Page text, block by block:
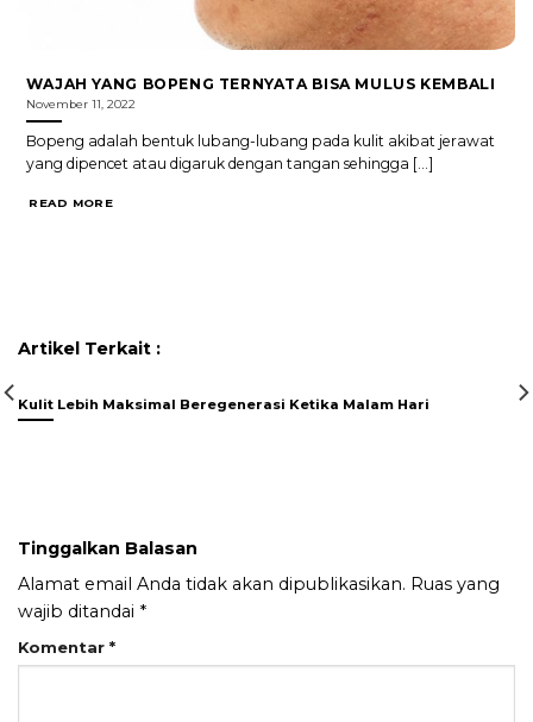
WAJAH YANG BOPENG TERNYATA BISA MULUS KEMBALI
November 11, 2022
Bopeng adalah bentuk lubang-lubang pada kulit akibat jerawat
yang dipencet atau digaruk dengan tangan sehingga [...]
READ MORE
Artikel Terkait :
Kulit Lebih Maksimal Beregenerasi Ketika Malam Hari
Tinggalkan Balasan
Alamat email Anda tidak akan dipublikasikan. Ruas yang
wajib ditandai *
Komentar *